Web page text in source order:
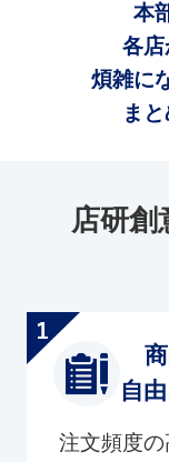
本
各店
煩雑に
ま
店研
自
注文頻度